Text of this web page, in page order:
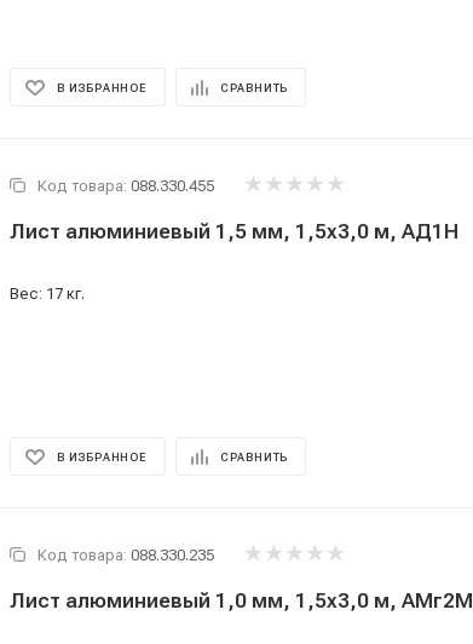
В ИЗБРАННОЕ СРАВНИТЬ
Код товара: 088.330.455
Лист алюминиевый 1,5 мм, 1,5x3,0 м, АД1Н
Вес: 17 кг.
В ИЗБРАННОЕ СРАВНИТЬ
Код товара: 088.330.235
Лист алюминиевый 1,0 мм, 1,5x3,0 м, АМг2М